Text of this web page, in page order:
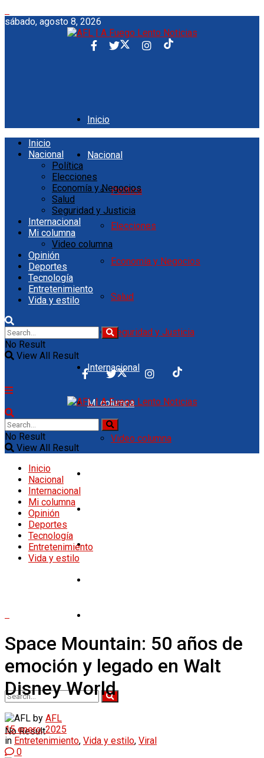
sábado, agosto 8, 2026
Inicio
Nacional
Política
Elecciones
Economía y Negocios
Salud
Seguridad y Justicia
Internacional
Mi columna
Video columna
Tecnología
No Result
Inicio
Nacional
Política
Elecciones
Economía y Negocios
Salud
Seguridad y Justicia
Internacional
Mi columna
Video columna
Opinión
Deportes
Tecnología
Entretenimiento
Vida y estilo
No Result
View All Result
No Result
View All Result
Inicio
Nacional
Internacional
Mi columna
Opinión
Deportes
Tecnología
Entretenimiento
Vida y estilo
Space Mountain: 50 años de
emoción y legado en Walt
Disney World
by AFL
15 enero, 2025
in Entretenimiento, Vida y estilo, Viral
0